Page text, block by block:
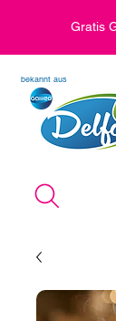
Gratis
bekannt aus